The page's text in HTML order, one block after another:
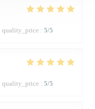
quality_price : 5/5
quality_price : 5/5